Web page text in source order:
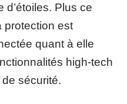
d’étoiles. Plus ce
protection est
quant à elle
high-tech
sécurité.